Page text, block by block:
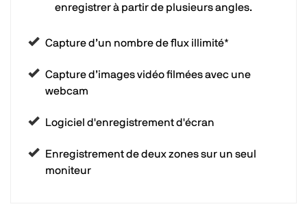
enregistrer à partir de plusieurs angles.
Capture d’un nombre de flux illimité*
Capture d’images vidéo filmées avec une
webcam
Logiciel d'enregistrement d'écran
Enregistrement de deux zones sur un seul
moniteur